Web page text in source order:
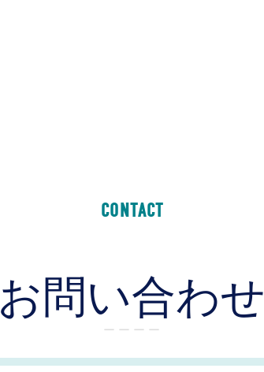
CONTACT
お問い合わせ
ー ー ー ー